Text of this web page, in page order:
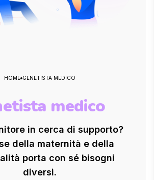
HOME GENETISTA MEDICO
medico
in cerca di supporto?
della maternità e della
porta con sé bisogni
diversi.